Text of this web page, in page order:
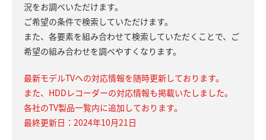
況をお調べいただけます。
ご希望の条件で検索していただけます。
また、各要素を組み合わせて検索していただくことで、ご
希望の組み合わせを調べやすくなります。
最新モデルTVへの対応情報を随時更新しております。
また、HDDレコーダーの対応情報も掲載いたしました。
各社のTV製品一覧内に追加しております。
最終更新日：2024年10月21日